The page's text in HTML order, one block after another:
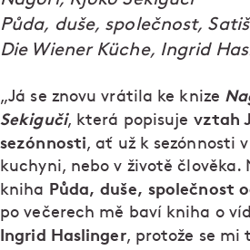
Půda, duše, společnost,
Die Wiener Küche, Ingrid
„Já se znovu vrátila ke knize
Sekiguči, která popisuje vztah
sezónnosti, ať už k sezónnosti
kuchyni, nebo v životě člověka.
kniha Půda, duše, společnost
po večerech mě baví kniha o
Ingrid Haslinger, protože se mi